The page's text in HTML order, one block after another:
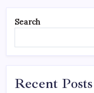
Search
Recent Posts